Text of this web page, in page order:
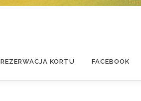
REZERWACJA KORTU FACEBOOK